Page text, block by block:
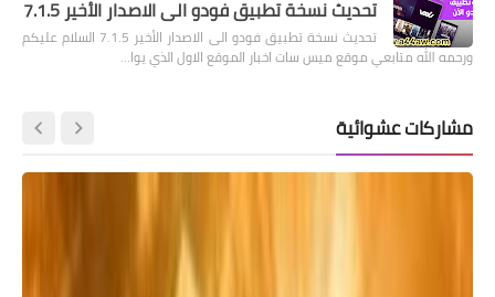
تحديث نسخة تطبيق فودو الى الاصدار الأخير 7.1.5
تحديث نسخة تطبيق فودو الى الاصدار الأخير 7.1.5 السلام عليكم
ورحمه الله متابعي موقع ميس سات اخبار الموقع الاول الذي يوا…
مشاركات عشوائية